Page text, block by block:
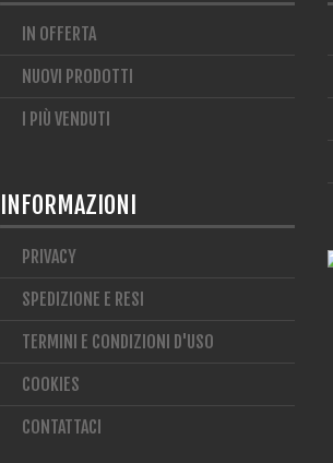
IN OFFERTA
NUOVI PRODOTTI
I PIÙ VENDUTI
INFORMAZIONI
PRIVACY
SPEDIZIONE E RESI
TERMINI E CONDIZIONI D'USO
COOKIES
CONTATTACI